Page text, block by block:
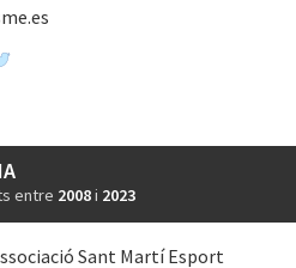
entre 2008i 2023
Sant Martí Esport